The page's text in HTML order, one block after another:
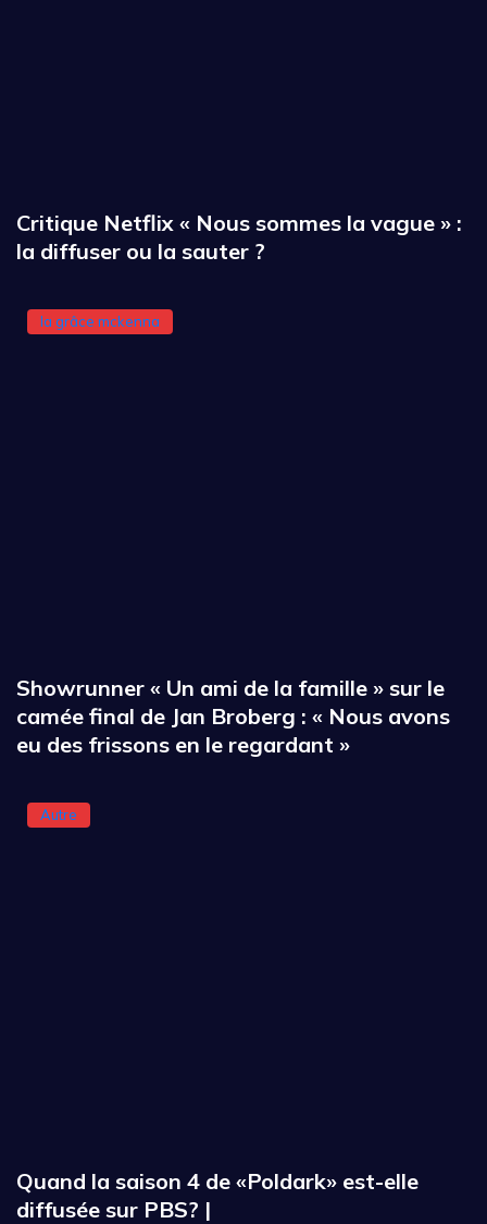
Critique Netflix « Nous sommes la vague » :
la diffuser ou la sauter ?
la grâce mckenna
Showrunner « Un ami de la famille » sur le
camée final de Jan Broberg : « Nous avons
eu des frissons en le regardant »
Autre
Quand la saison 4 de «Poldark» est-elle
diffusée sur PBS? |